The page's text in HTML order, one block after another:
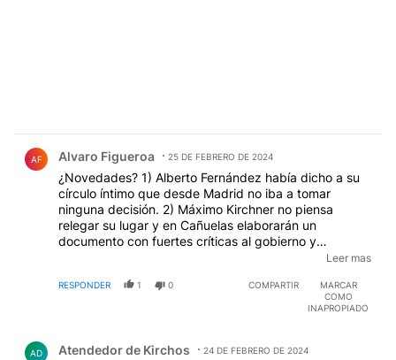
AF Alvaro Figueroa 25 DE FEBRERO DE 2024
¿Novedades? 1) Alberto Fernández había dicho a su
círculo íntimo que desde Madrid no iba a tomar
ninguna decisión. 2) Máximo Kirchner no piensa
relegar su lugar y en Cañuelas elaborarán un
documento con fuertes críticas al gobierno y
anunciarán un acto hacia adelante. El grado de
saquearon y endeudaron al pueblo y los siguen
ahogando a impuestazos en Buenos Aires. ¿Se
Leer mas
RESPONDER 1 0 COMPARTIR
MARCAR
COMO
INAPROPIADO
AD Atendedor de Kirchos 24 DE FEBRERO DE 2024